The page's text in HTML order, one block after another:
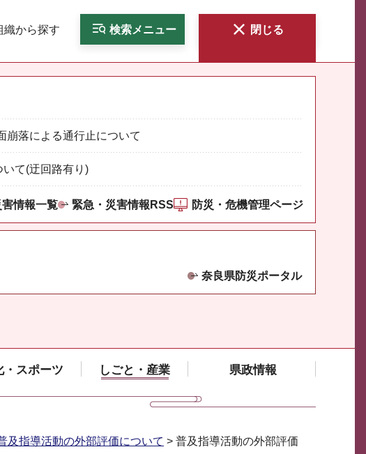
織から探す 検索メニュー 閉じる
崩落による通行止について
て(迂回路有り)
情報一覧 緊急・災害情報RSS 防災・危機管理ページ
奈良県防災ポータル
・スポーツ しごと・産業 県政情報
及指導活動の外部評価について > 普及指導活動の外部評価